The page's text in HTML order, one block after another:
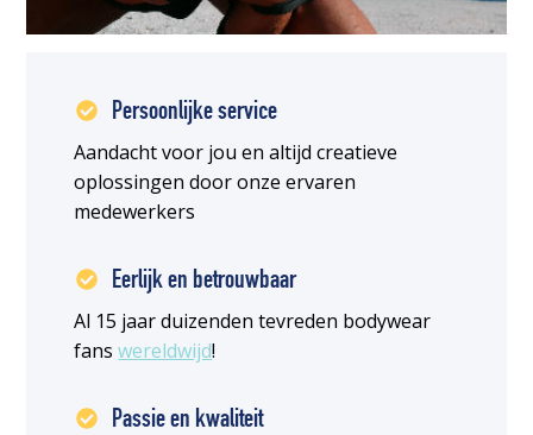
Persoonlijke service
Aandacht voor jou en altijd creatieve
oplossingen door onze ervaren
medewerkers
Eerlijk en betrouwbaar
Al 15 jaar duizenden tevreden bodywear
fanswereldwijd!
Passie en kwaliteit